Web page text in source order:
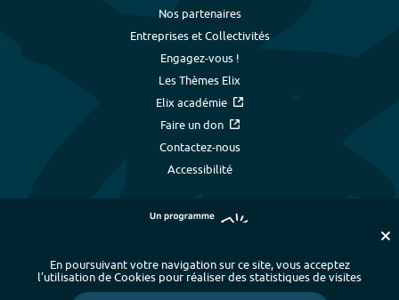
Nos partenaires
Entreprises et Collectivités
Engagez-vous !
Les Thèmes Elix
Elix académie
Faire un don
Contactez-nous
Accessibilité
Plan du site - Index alphabétique -
En poursuivant votre navigation sur ce site, vous acceptez
l’utilisation de Cookies pour réaliser des statistiques de visites